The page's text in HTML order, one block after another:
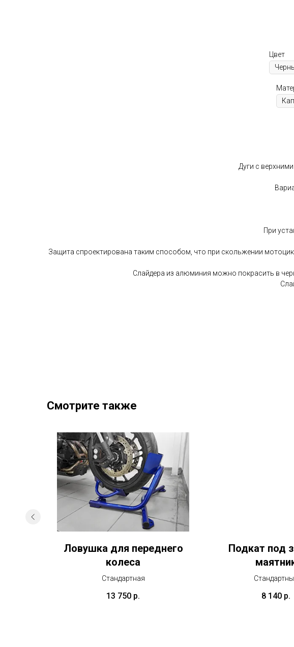
Цвет
Дуги с
При
Защита спроектирована таким способом, что при скольжении
Слайдера из алюминия можно покрасить в
Смотрите также
Ловушка для переднего
колеса
Стандартная
13 750 р.
Подкат под
8 140 р.